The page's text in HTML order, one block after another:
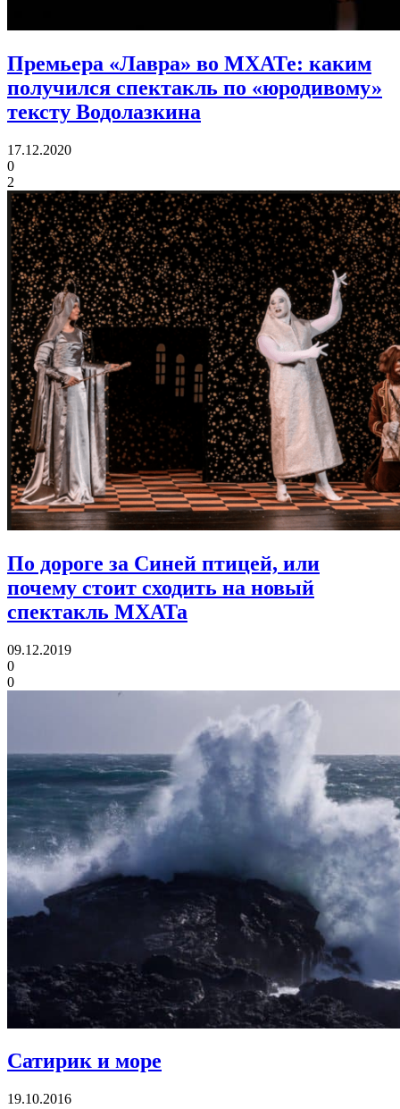
Премьера «Лавра» во МХАТе: каким
получился спектакль по «юродивому»
тексту Водолазкина
17.12.2020
0
2
По дороге за Синей птицей, или
почему стоит сходить на новый
спектакль МХАТа
09.12.2019
0
0
Сатирик и море
19.10.2016